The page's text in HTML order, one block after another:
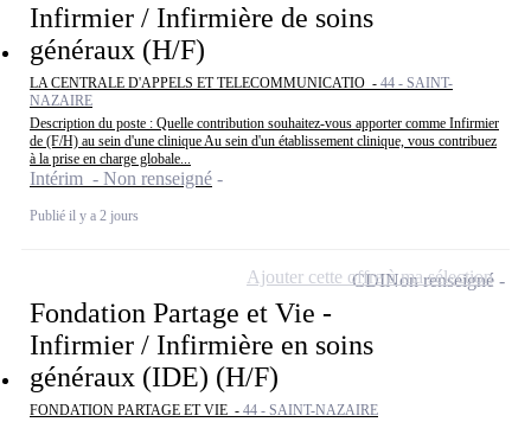
Infirmier / Infirmière de soins
généraux (H/F)
LA CENTRALE D'APPELS ET TELECOMMUNICATIO - 44 - SAINT-
NAZAIRE
Description du poste : Quelle contribution souhaitez-vous apporter comme Infirmier
de (F/H) au sein d'une clinique Au sein d'un établissement clinique, vous contribuez
à la prise en charge globale...
Intérim - Non renseigné
Publié il y a 2 jours
Fondation Partage et Vie -
Infirmier / Infirmière en soins
généraux (IDE) (H/F)
FONDATION PARTAGE ET VIE - 44 - SAINT-NAZAIRE
CDINon renseigné
Ajouter cette offre à ma sélection